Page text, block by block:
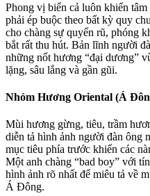
Phong vị biển cả luôn khiến
phải ép buộc theo bất kỳ quy
cho chàng sự quyến rũ, phóng
bắt rất thu hút. Bản lĩnh người
những nốt hương “đại dương”
lặng, sâu lắng và gần gũi.
Nhóm Hương Oriental (Á
Mùi hương gừng, tiêu, trầm
diễn tả hình ảnh người đàn ông
mục tiêu phía trước khiến các
Một anh chàng “bad boy” với
hình ảnh rõ nhất để miêu tả về
Á Đông.